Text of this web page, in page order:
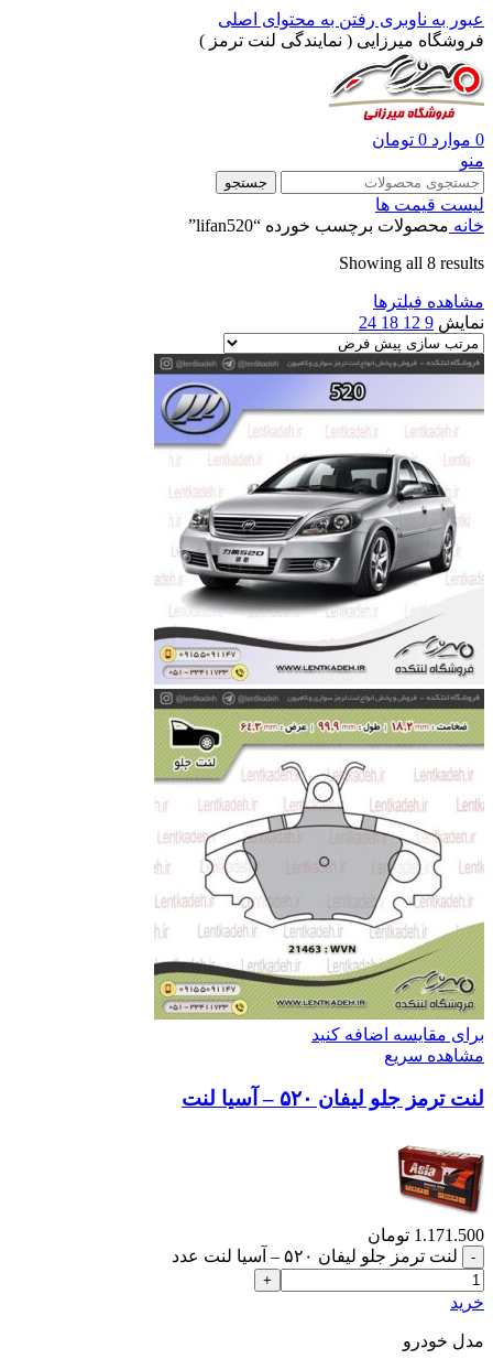
عبور به ناوبری رفتن به محتوای اصلی
فروشگاه میرزایی ( نمایندگی لنت ترمز )
0 موارد 0 تومان
منو
جستجو
لیست قیمت ها
خانه محصولات برچسب خورده “lifan520”
Showing all 8 results
مشاهده فیلترها
نمایش 9
12
18
24
برای مقایسه اضافه کنید
مشاهده سریع
لنت ترمز جلو لیفان ۵۲۰ – آسیا لنت
1.171.500 تومان
لنت ترمز جلو لیفان ۵۲۰ – آسیا لنت عدد
خرید
مدل خودرو